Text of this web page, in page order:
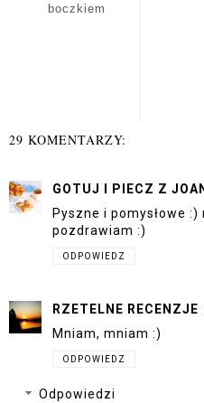
boczkiem
29 KOMENTARZY:
GOTUJ I PIECZ Z
Pyszne i pomysłowe
pozdrawiam :)
ODPOWIEDZ
RZETELNE RECENZJE
Mniam, mniam :)
ODPOWIEDZ
Odpowiedzi